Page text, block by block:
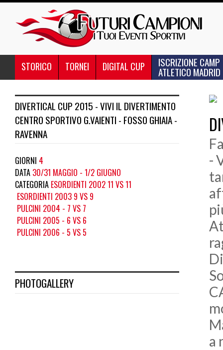
STORICO TORNEI DIGITAL CUP ISCRIZIONE CAMP
ATLETICO MADRID
DIVERTICAL CUP 2015 - VIVI IL DIVERTIMENTO
CENTRO SPORTIVO G.VAIENTI - FOSSO GHIAIA -
RAVENNA
GIORNI 4
DATA 30/31 MAGGIO - 1/2 GIUGNO
CATEGORIA ESORDIENTI 2002 11 VS 11
ESORDIENTI 2003 9 VS 9
PULCINI 2004 - 7 VS 7
PULCINI 2005 - 6 VS 6
PULCINI 2006 - 5 VS 5
PHOTOGALLERY
-
a